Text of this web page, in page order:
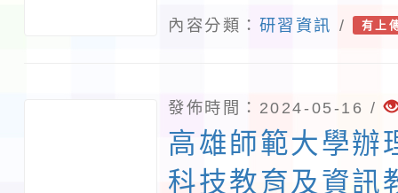
4274315），
時30分至3時（
議國小組為主
27日（星期三
內容分類： 研習資訊 / 有上
發佈時間：2024-05-16 /
高雄師範大學辦
科技教育及資訊